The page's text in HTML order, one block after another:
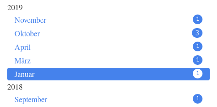
2019
November
1
Oktober 3
April 1
März 1
Januar 1
2018
September
1